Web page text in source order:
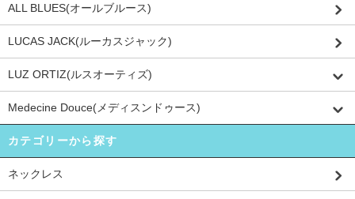
ALL BLUES(オールブルース)
LUCAS JACK(ルーカスジャック)
LUZ ORTIZ(ルスオーティズ)
Medecine Douce(メディスンドゥース)
カテゴリーから探す
ネックレス